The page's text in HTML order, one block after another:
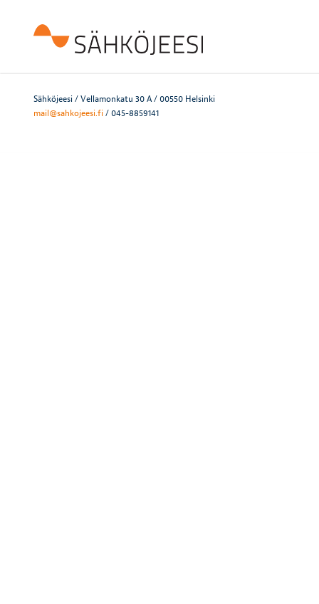
Sähköjeesi / Vellamonkatu 30 A / 00550 Helsinki
mail@sahkojeesi.fi/ 045-8859141